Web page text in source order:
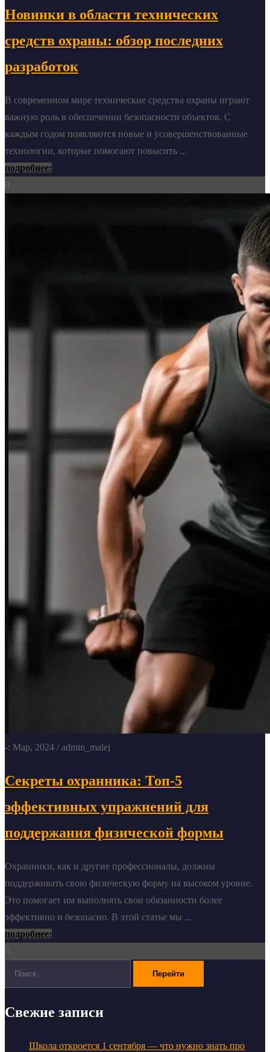
Новинки в области технических
средств охраны: обзор последних
разработок
В современном мире технические средства охраны играют
важную роль в обеспечении безопасности объектов. С
каждым годом появляются новые и усовершенствованные
технологии, которые помогают повысить ...
подробнее:
0
-: Мар, 2024 / admin_malej
Секреты охранника: Топ-5
эффективных упражнений для
поддержания физической формы
Охранники, как и другие профессионалы, должны
поддерживать свою физическую форму на высоком уровне.
Это помогает им выполнять свои обязанности более
эффективно и безопасно. В этой статье мы ...
подробнее:
3
Свежие записи
Школа откроется 1 сентября — что нужно знать про